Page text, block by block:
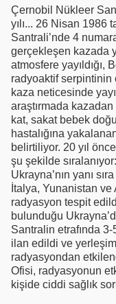
Çernobil Nükleer
yılı... 26 Nisan 1986
Santrali’nde 4
gerçekleşen kazada
atmosfere yayıldığı,
radyoaktif
kaza neticesinde
araştırmada
kat, sakat bebek
hastalığına
belirtiliyor. 20 yıl
şu şekilde
Ukrayna’nın yanı
İtalya, Yunanistan ve
radyasyon tespit
bulunduğu
Santralin etrafında
ilan edildi ve
radyasyondan
Ofisi, radyasyonun
kişide ciddi sağlık